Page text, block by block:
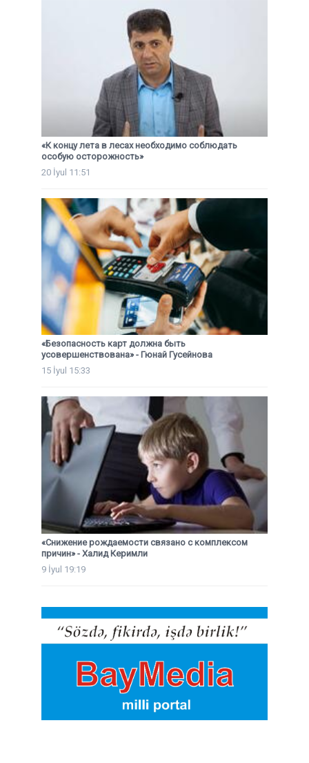
«К концу лета в лесах необходимо соблюдать
особую осторожность»
20 İyul 11:51
«Безопасность карт должна быть
усовершенствована» - Гюнай Гусейнова
15 İyul 15:33
«Снижение рождаемости связано с комплексом
причин» - Халид Керимли
9 İyul 19:19